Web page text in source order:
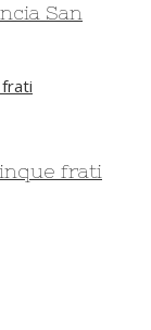
San
frati